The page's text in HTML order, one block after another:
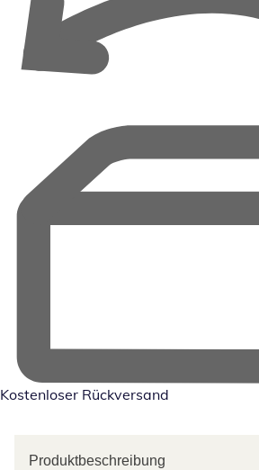
Kostenloser Rückversand
Produktbeschreibung